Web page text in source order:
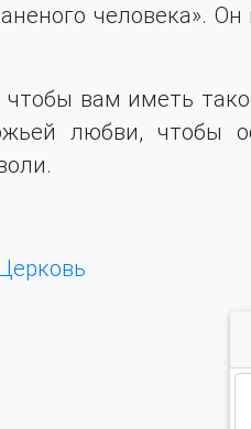
человека».
вам иметь
любви, чтобы